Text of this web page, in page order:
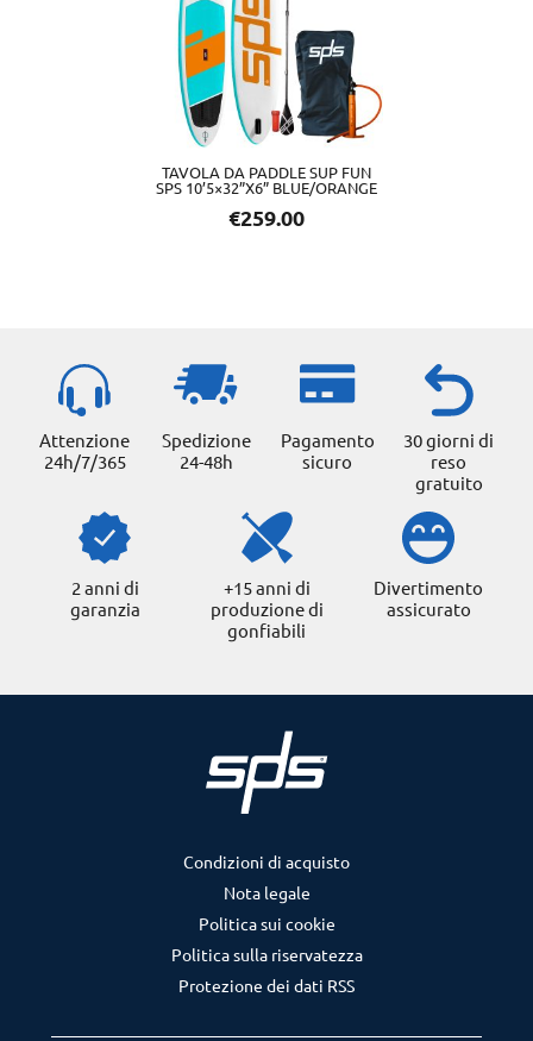
TAVOLA DA PADDLE SUP FUN
SPS 10’5×32”X6” BLUE/ORANGE
€259.00
Attenzione
24h/7/365
Spedizione
24-48h
Pagamento
sicuro
30 giorni di
reso
gratuito
2 anni di
garanzia
+15 anni di
produzione di
gonfiabili
Divertimento
assicurato
Condizioni di acquisto
Nota legale
Politica sui cookie
Politica sulla riservatezza
Protezione dei dati RSS